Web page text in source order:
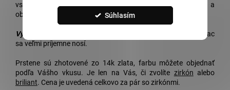
Súhlasím
vsadené vedľa seba do štvorcového tvaru. Veľmi osobitý a
obľúbený model, ktorý bude každý obdivovať.
Výhody:
Model je nadčasový a na ruke vyzerá luxusne. Naviac
sa veľmi príjemne nosí.
Prstene sú zhotovené zo 14k zlata, farbu môžete objednať
podľa Vášho vkusu. Je len na Vás, či zvolíte zirkón alebo
briliant. Cena je uvedená celkovo za pár so zirkónmi.